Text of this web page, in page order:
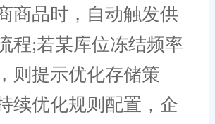
商品时，自动触发供
程;若某库位冻结频率
则提示优化存储策
续优化规则配置，企